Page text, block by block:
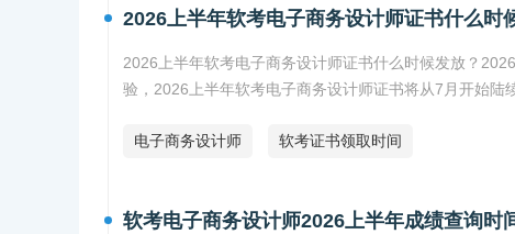
2026上半年软考电子商务设计师证书什么时
2026上半年软考电子商务设计师证书什么时候发放？
验，2026上半年软考电子商务设计师证书将从7月开始陆
电子商务设计师 软考证书领取时间
软考电子商务设计师2026上半年成绩查询时